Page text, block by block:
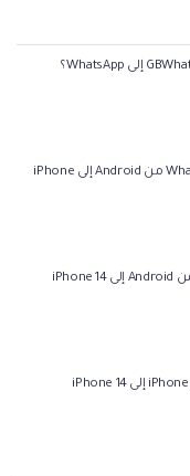
بشكل رسمي! نقل WhatsApp من Android إلى iPhone
5 طرق لنقل WhatsApp من Android إلى iPhone 14